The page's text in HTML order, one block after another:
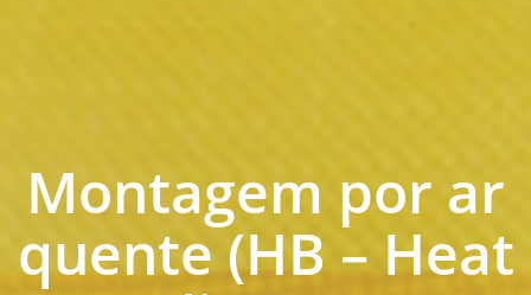
Montagem por ar
quente (HB – Heat